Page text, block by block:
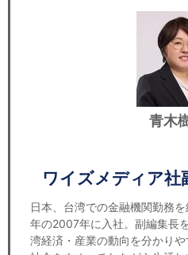
青木
ワイズメディア社
日本、台湾での金融機関勤務
年の2007年に入社。副編集長
湾経済・産業の動向を分かり